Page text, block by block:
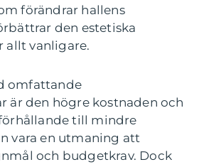
förändrar hallens
den estetiska
allt vanligare.
omfattande
är den högre kostnaden och
till mindre
vara en utmaning att
och budgetkrav. Dock